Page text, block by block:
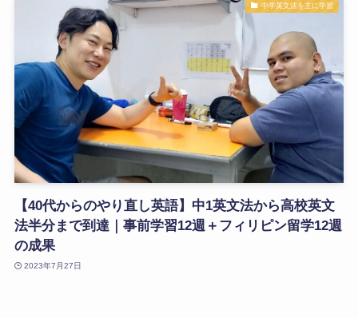
中学英文法を主に学習
【40代からのやり直し英語】中1英文法から高校英文
法半分まで到達｜事前学習12週＋フィリピン留学12週
の成果
2023年7月27日